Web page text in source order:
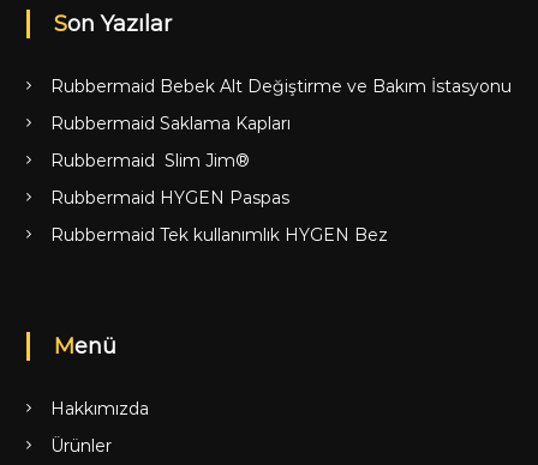
Son Yazılar
Rubbermaid Bebek Alt Değiştirme ve Bakım İstasyonu
Rubbermaid Saklama Kapları
Rubbermaid Slim Jim®
Rubbermaid HYGEN Paspas
Rubbermaid Tek kullanımlık HYGEN Bez
Menü
Hakkımızda
Ürünler